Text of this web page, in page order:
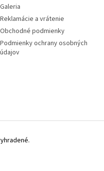
Galeria
Reklamácie a vrátenie
Obchodné podmienky
Podmienky ochrany osobných
údajov